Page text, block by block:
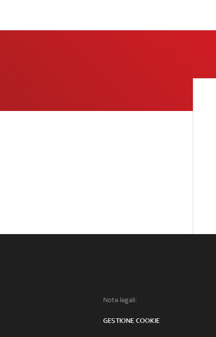
Note legali:
GESTIONE COOKIE